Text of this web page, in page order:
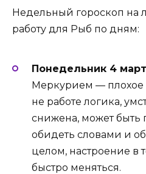
Недельный гороскоп на
работу для Рыб по дням:
Понедельник 4
Меркурием —
не работе логика,
снижена, может быть
обидеть словами и
целом, настроение в
быстро меняться.